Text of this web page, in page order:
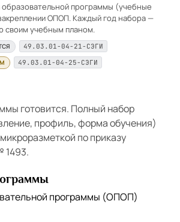
программы (учебные
ОПОП. Каждый год набора —
своим учебным планом.
49.03.01-04-21-СЭГИ
49.03.01-04-25-СЭГИ
готовится. Полный набор
профиль, форма обучения)
по приказу
1493.
программы (ОПОП)